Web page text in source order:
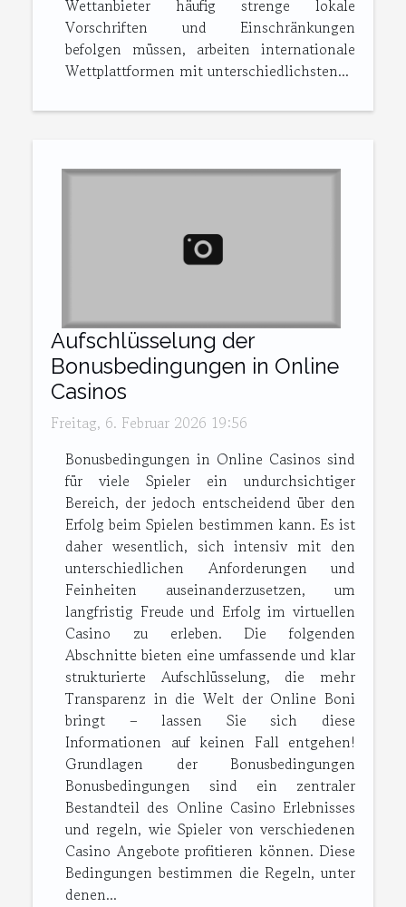
Wettanbieter häufig strenge lokale
Vorschriften und Einschränkungen
befolgen müssen, arbeiten internationale
Wettplattformen mit unterschiedlichsten...
Aufschlüsselung der
Bonusbedingungen in Online
Casinos
Freitag, 6. Februar 2026 19:56
Bonusbedingungen in Online Casinos sind
für viele Spieler ein undurchsichtiger
Bereich, der jedoch entscheidend über den
Erfolg beim Spielen bestimmen kann. Es ist
daher wesentlich, sich intensiv mit den
unterschiedlichen Anforderungen und
Feinheiten auseinanderzusetzen, um
langfristig Freude und Erfolg im virtuellen
Casino zu erleben. Die folgenden
Abschnitte bieten eine umfassende und klar
strukturierte Aufschlüsselung, die mehr
Transparenz in die Welt der Online Boni
bringt – lassen Sie sich diese
Informationen auf keinen Fall entgehen!
Grundlagen der Bonusbedingungen
Bonusbedingungen sind ein zentraler
Bestandteil des Online Casino Erlebnisses
und regeln, wie Spieler von verschiedenen
Casino Angebote profitieren können. Diese
Bedingungen bestimmen die Regeln, unter
denen...